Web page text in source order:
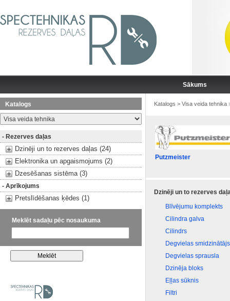
Sākums
Katalogs
- Rezerves daļas
Dzinēji un to rezerves daļas (24)
Elektronika un apgaismojums (2)
Dzesēšanas sistēma (3)
- Aprīkojums
Pretslīdēšanas ķēdes (1)
Meklēt sadaļu pēc nosaukuma
Katalogs > Visa veida tehnika
Putzmeister
Dzinēji un to rezerves
Blīvējumu komplekts
Cilindra galva
Cilindrs
Degvielas smidzinātājs
Degvielas sprausla
Dzinēja bloks
Eļļas sūknis
Filtri